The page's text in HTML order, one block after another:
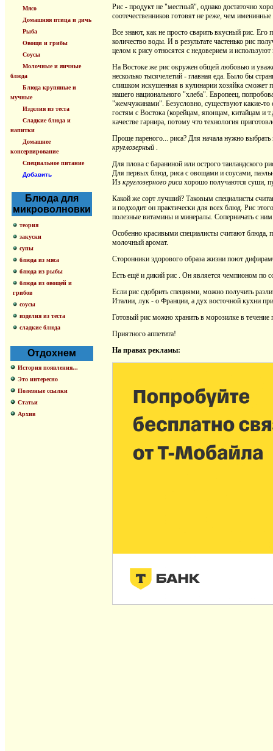
Мясо
Домашняя птица и дичь
Рыба
Овощи и грибы
Соусы
Молочные и яичные
блюда
Блюда крупяные и
мучные
Изделия из теста
Сладкие блюда и
напитки
Домашнее
консервирование
Специальное питание
Добавить
Блюда для
микроволновки
теория
закуски
супы
блюда из мяса
блюда из рыбы
блюда из овощей и
грибов
соусы
изделия из теста
сладкие блюда
Отдохнем
История появления...
Это интересно
Полезные ссылки
Статьи
Архив
Рис - продукт не "местный", однако достаточно
соотечественников готовят не реже, чем
Все знают, как не просто сварить вкусный рис.
количество воды. И в результате частенько рис
целом к рису относятся с недоверием и
На Востоке же рис окружен общей любовью и
несколько тысячелетий - главная еда. Было бы
слишком искушенная в кулинарии хозяйка сможет
нашего национального "хлеба". Европеец,
"жемчужинами". Безусловно, существуют какие-то
гостям с Востока (корейцам, японцам, китайцам и
качестве гарнира, потому что технология
Проще пареного... риса? Для начала нужно
круглозерный .
Для плова с бараниной или острого таиландского
Для первых блюд, риса с овощами и соусами,
Из круглозерного риса хорошо получаются суши,
Какой же сорт лучший? Таковым специалисты
и подходит он практически для всех блюд. Рис
полезные витамины и минералы. Соперничать с
Особенно красивыми специалисты считают блюда,
молочный аромат.
Сторонники здорового образа жизни поют
Есть ещё и дикий рис . Он является чемпионом по
Если рис сдобрить специями, можно получить
Италии, лук - о Франции, а дух восточной кухни
Готовый рис можно хранить в морозилке в течение
Приятного аппетита!
На правах рекламы: